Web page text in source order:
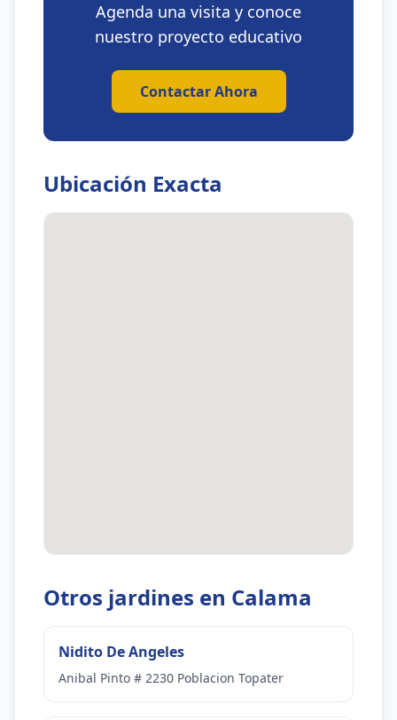
Agenda una visita y conoce
nuestro proyecto educativo
Contactar Ahora
Ubicación Exacta
Otros jardines en Calama
Nidito De Angeles
Anibal Pinto # 2230 Poblacion Topater